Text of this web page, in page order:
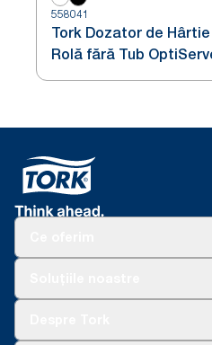
558041
Tork Dozator de
Rolă fără Tub